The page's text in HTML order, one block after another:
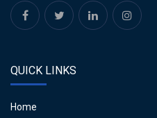
QUICK LINKS
Home